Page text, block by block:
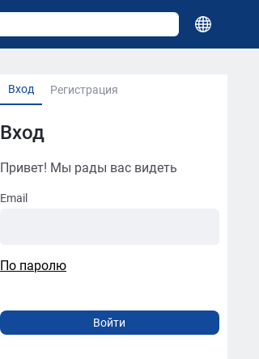
Вход Регистрация
Вход
Привет! Мы рады вас видеть
Email
По паролю